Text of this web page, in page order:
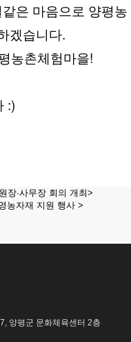
은 마음으로 양평농
겠습니다.
농촌체험마을!
:)
장·사무장 회의 개최>
농자재 지원 행사 >
양평군 문화체육센터 2층